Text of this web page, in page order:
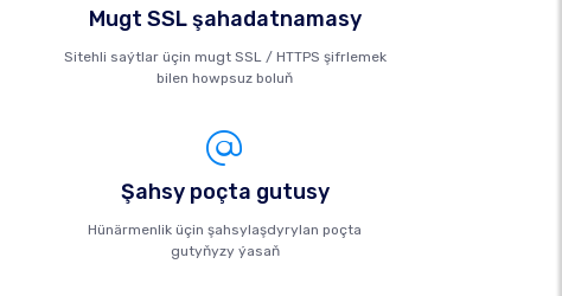
Mugt SSL şahadatnamasy
Sitehli saýtlar üçin mugt SSL / HTTPS şifrlemek
bilen howpsuz boluň
Şahsy poçta gutusy
Hünärmenlik üçin şahsylaşdyrylan poçta
gutyňyzy ýasaň